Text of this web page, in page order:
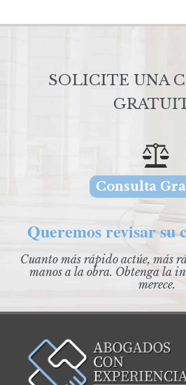
SOLICITE UNA

Consulta
Queremos revisar su
Cuanto más rápido actúe, más
manos a la obra. Obtenga la
merece.